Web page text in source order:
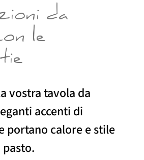
da
le
vostra tavola da
accenti di
portano calore e stile